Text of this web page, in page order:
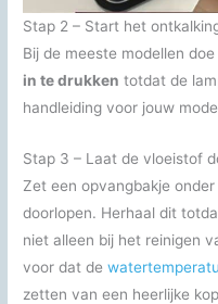
Stap 2 – Start het
Bij de meeste modellen
in te drukken totdat de
handleiding voor jouw
Stap 3 – Laat de vloeistof
Zet een opvangbakje
doorlopen. Herhaal dit
niet alleen bij het reinigen
voor dat de
zetten van een heerlijke